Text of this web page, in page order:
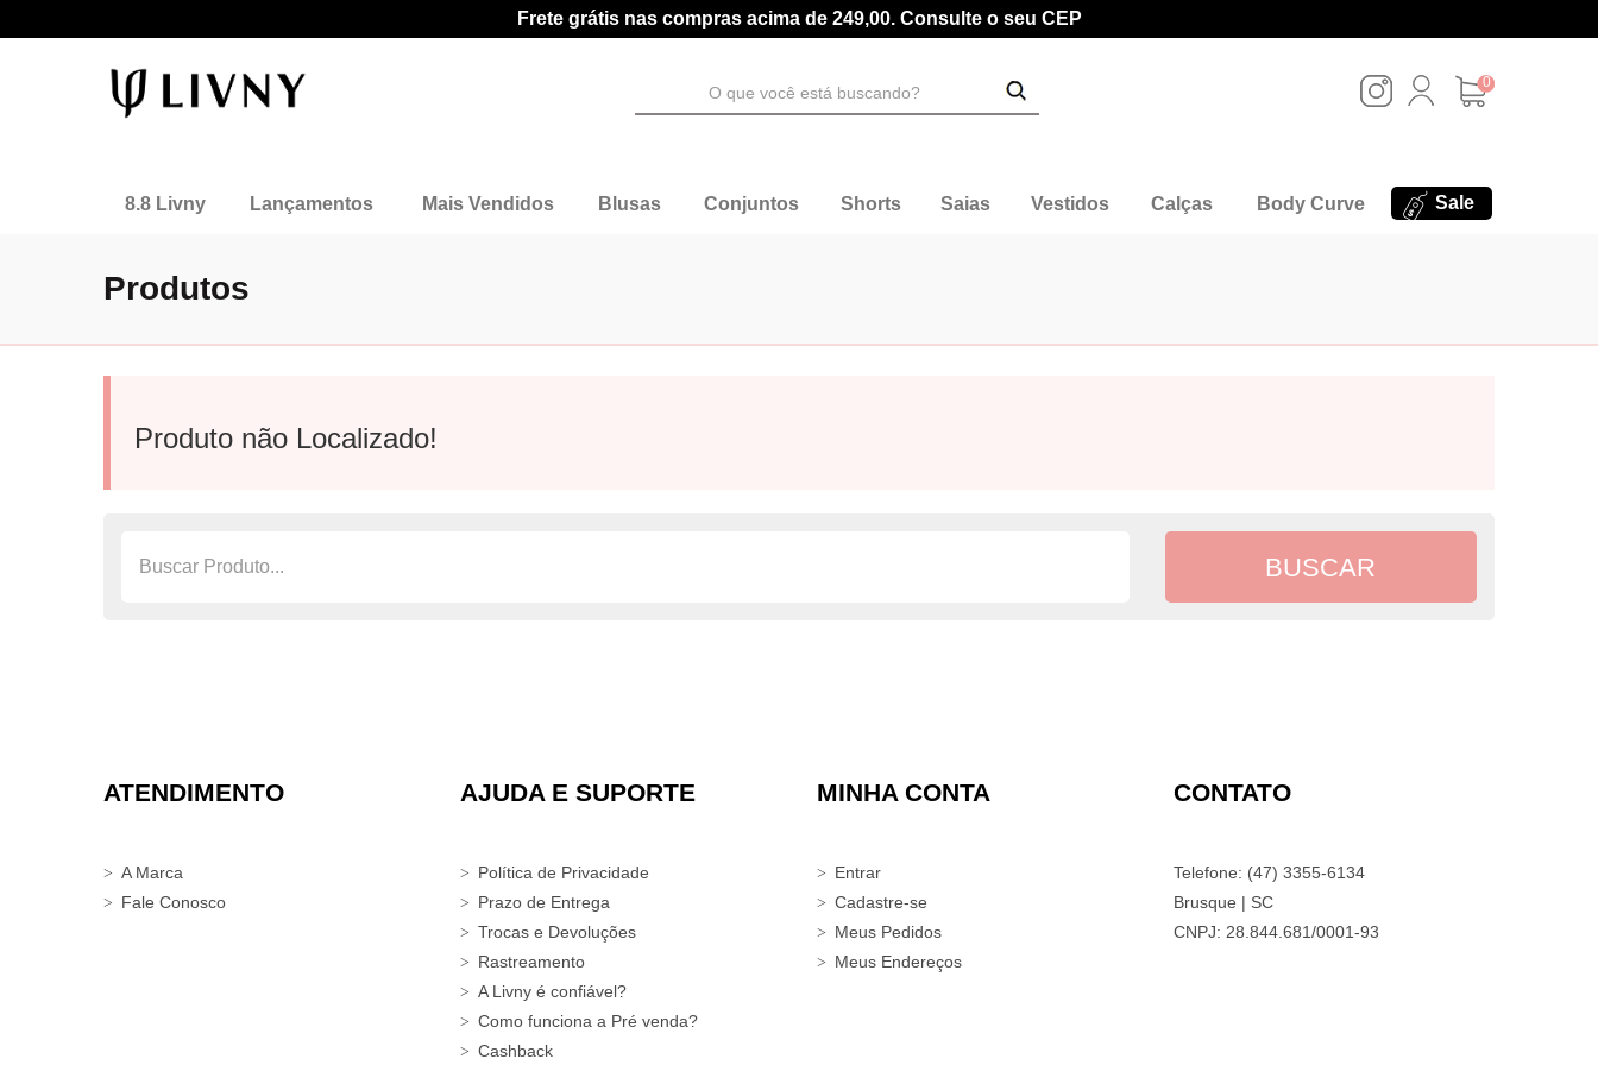
Frete grátis nas compras acima de 249,00. Consulte o seu CEP
0
8.8 Livny Lançamentos Mais Vendidos Blusas Conjuntos Shorts Saias Vestidos Calças Body Curve Sale
Produtos
Produto não Localizado!
ATENDIMENTO
A Marca
Fale Conosco
AJUDA E SUPORTE
Política de Privacidade
Prazo de Entrega
Trocas e Devoluções
Rastreamento
A Livny é confiável?
Como funciona a Pré venda?
Cashback
MINHA CONTA
Entrar
Cadastre-se
Meus Pedidos
Meus Endereços
CONTATO
Telefone: (47) 3355-6134
Brusque | SC
CNPJ: 28.844.681/0001-93